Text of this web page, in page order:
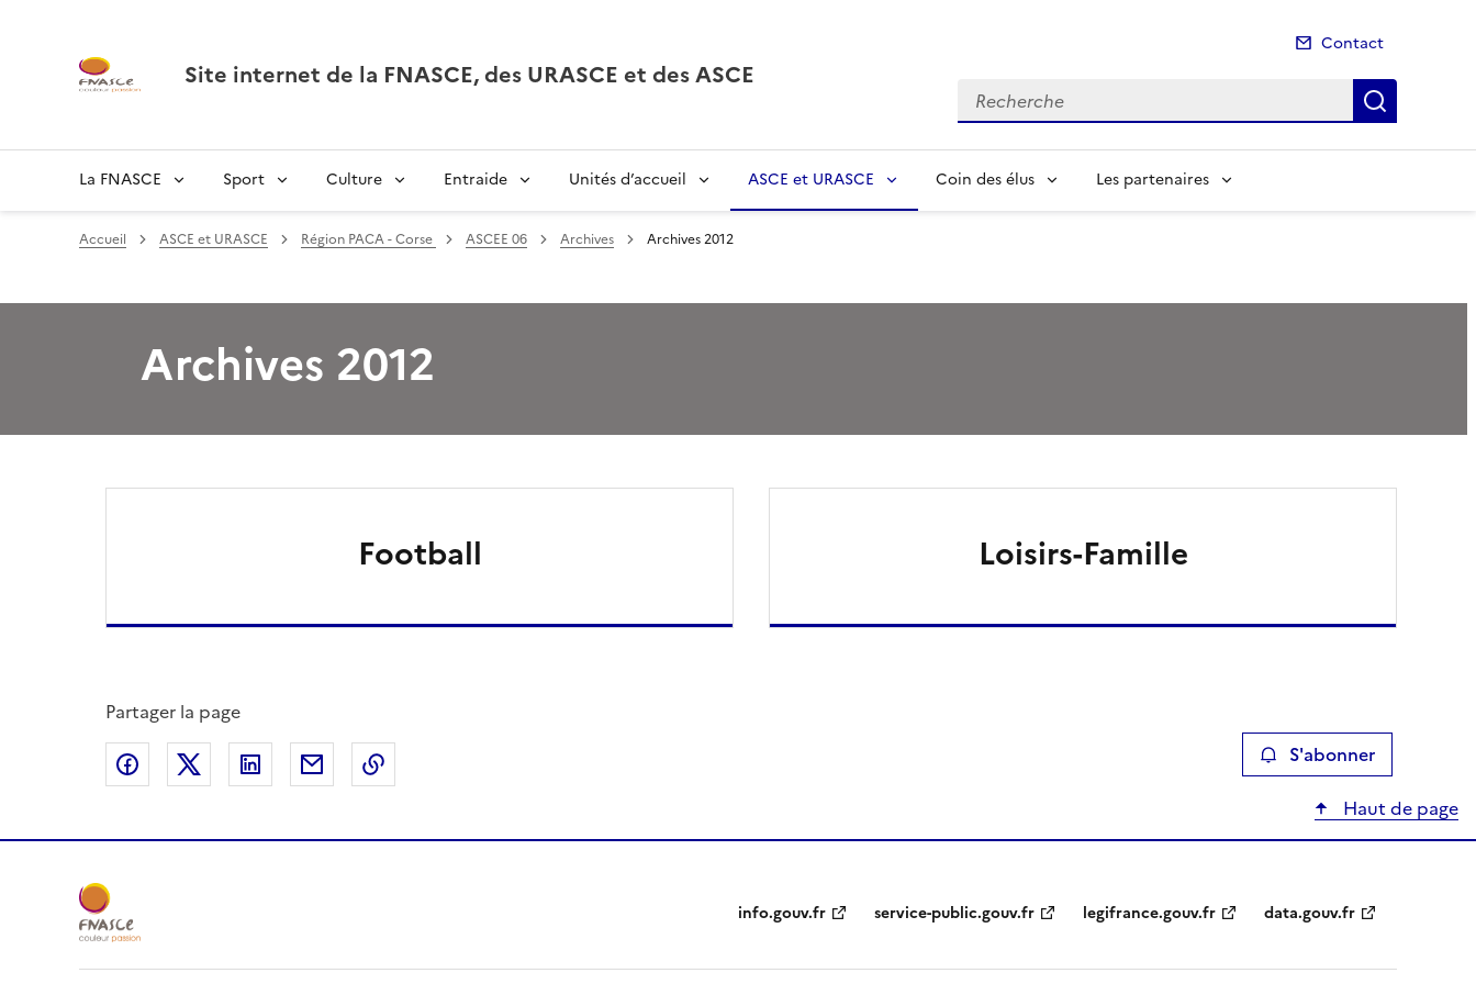
Site internet de la FNASCE, des URASCE et des ASCE
Contact
Recherche
La FNASCE Sport Culture Entraide Unités d’accueil ASCE et URASCE Coin des élus Les partenaires
Accueil ASCE et URASCE Région PACA - Corse ASCEE 06 Archives Archives 2012
Archives 2012
Football Loisirs-Famille
Partager la page
Partager sur Facebook
Partager sur XPartager sur LinkedIn
Partager par email S'abonner
Haut de page
info.gouv.fr service-public.gouv.fr legifrance.gouv.fr data.gouv.fr